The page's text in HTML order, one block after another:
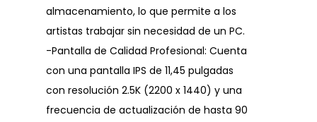
almacenamiento, lo que permite a los
artistas trabajar sin necesidad de un PC.
-Pantalla de Calidad Profesional: Cuenta
con una pantalla IPS de 11,45 pulgadas
con resolución 2.5K (2200 x 1440) y una
frecuencia de actualización de hasta 90